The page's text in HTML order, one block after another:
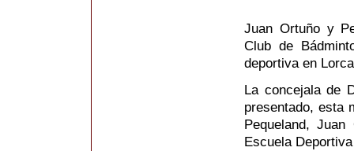
Juan Ortuño y
Club de
deportiva en
La concejala de
presentado, esta
Pequeland,
Escuela